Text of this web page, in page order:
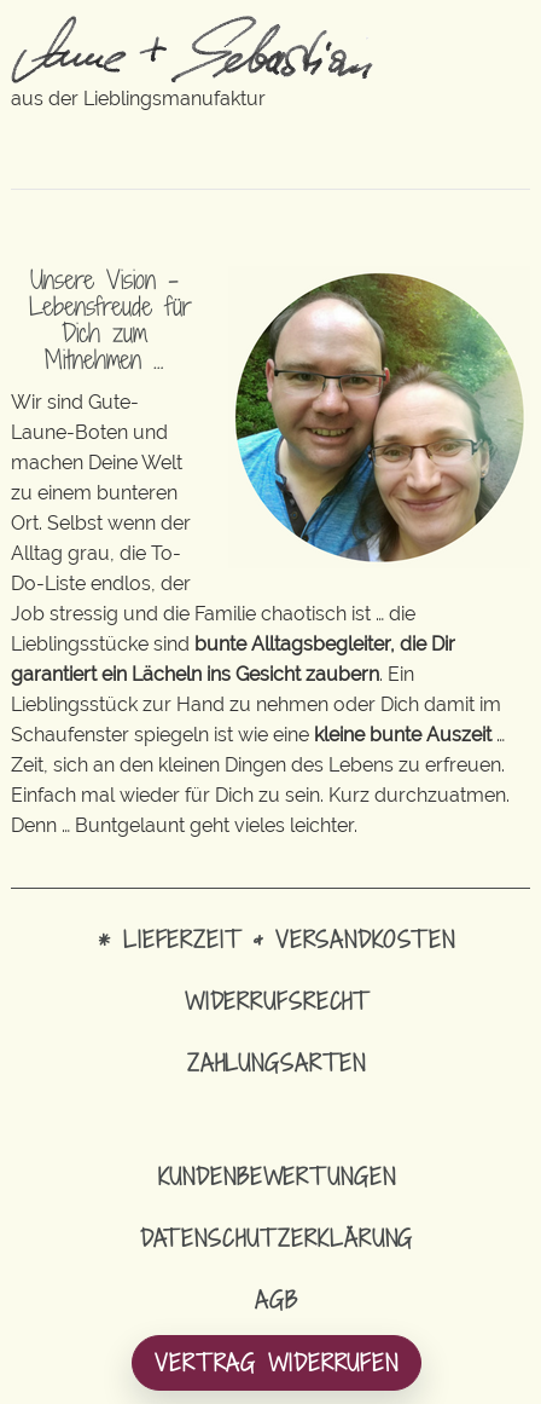
aus der Lieblingsmanufaktur
Unsere Vision –
Lebensfreude für
Dich zum
Mitnehmen …
Wir sind Gute-
Laune-Boten und
machen Deine Welt
zu einem bunteren
Ort. Selbst wenn der
Alltag grau, die To-
Do-Liste endlos, der
Job stressig und die Familie chaotisch ist … die
Lieblingsstücke sind bunte Alltagsbegleiter, die Dir
garantiert ein Lächeln ins Gesicht zaubern. Ein
Lieblingsstück zur Hand zu nehmen oder Dich damit im
Schaufenster spiegeln ist wie eine kleine bunte Auszeit…
Zeit, sich an den kleinen Dingen des Lebens zu erfreuen.
Einfach mal wieder für Dich zu sein. Kurz durchzuatmen.
Denn … Buntgelaunt geht vieles leichter.
* LIEFERZEIT & VERSANDKOSTEN
WIDERRUFSRECHT
ZAHLUNGSARTEN
KUNDENBEWERTUNGEN
DATENSCHUTZERKLÄRUNG
AGB
VERTRAG WIDERRUFEN